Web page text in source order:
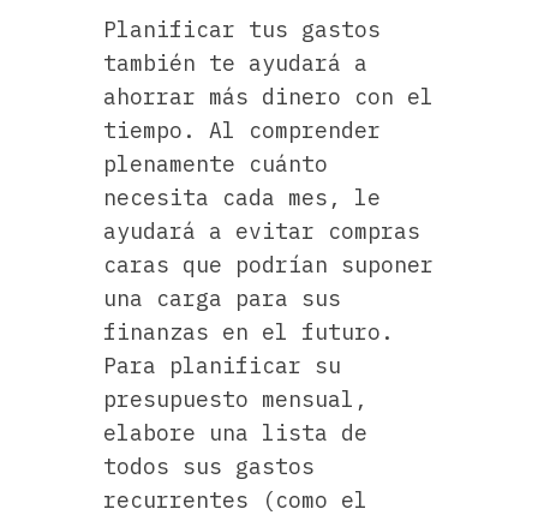
Planificar tus gastos
también te ayudará a
ahorrar más dinero con el
tiempo. Al comprender
plenamente cuánto
necesita cada mes, le
ayudará a evitar compras
caras que podrían suponer
una carga para sus
finanzas en el futuro.
Para planificar su
presupuesto mensual,
elabore una lista de
todos sus gastos
recurrentes (como el